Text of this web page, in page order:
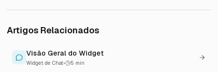
Artigos Relacionados
Visão Geral do Widget
Widget de Chat• 5 min